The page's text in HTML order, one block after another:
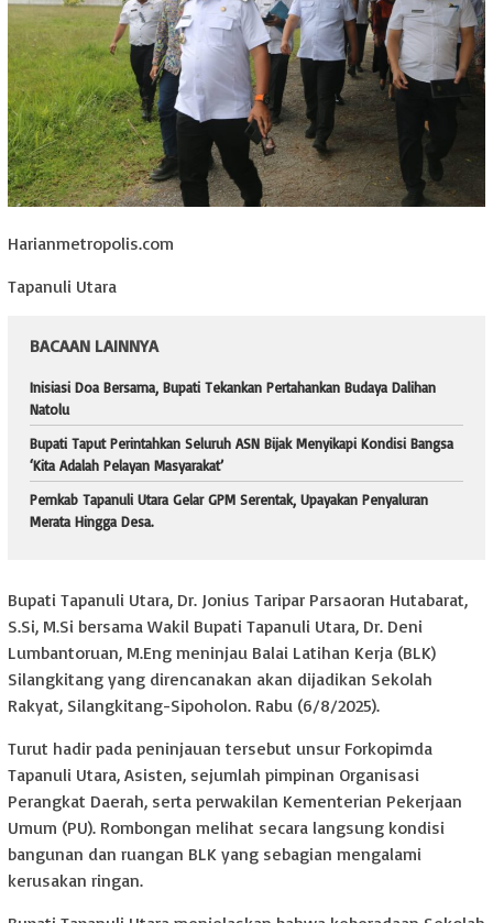
Harianmetropolis.com
Tapanuli Utara
BACAAN LAINNYA
Inisiasi Doa Bersama, Bupati Tekankan Pertahankan Budaya Dalihan
Natolu
Bupati Taput Perintahkan Seluruh ASN Bijak Menyikapi Kondisi Bangsa
‘Kita Adalah Pelayan Masyarakat’
Pemkab Tapanuli Utara Gelar GPM Serentak, Upayakan Penyaluran
Merata Hingga Desa.
Bupati Tapanuli Utara, Dr. Jonius Taripar Parsaoran Hutabarat,
S.Si, M.Si bersama Wakil Bupati Tapanuli Utara, Dr. Deni
Lumbantoruan, M.Eng meninjau Balai Latihan Kerja (BLK)
Silangkitang yang direncanakan akan dijadikan Sekolah
Rakyat, Silangkitang-Sipoholon. Rabu (6/8/2025).
Turut hadir pada peninjauan tersebut unsur Forkopimda
Tapanuli Utara, Asisten, sejumlah pimpinan Organisasi
Perangkat Daerah, serta perwakilan Kementerian Pekerjaan
Umum (PU). Rombongan melihat secara langsung kondisi
bangunan dan ruangan BLK yang sebagian mengalami
kerusakan ringan.